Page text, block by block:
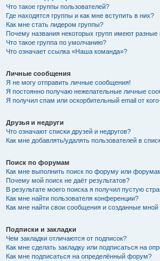
Что такое группы пользователей?
Где находятся группы и как мне вступить в них?
Как мне стать лидером группы?
Почему названия некоторых групп имеют разные
Что такое группа по умолчанию?
Что означает ссылка «Наша команда»?
Личные сообщения
Я не могу отправить личные сообщения!
Я постоянно получаю нежелательные личные
Я получил спам или оскорбительный email от
Друзья и недруги
Что означают списки друзей и недругов?
Как мне добавлять/удалять пользователей в
Поиск по форумам
Как мне выполнить поиск по форуму или
Почему мой поиск не даёт результатов?
В результате моего поиска я получил пустую
Как мне найти пользователя конференции?
Как мне найти свои сообщения и созданные
Подписки и закладки
Чем закладки отличаются от подписок?
Как мне сделать закладку или подписаться на
Как мне подписаться на определённый форум?